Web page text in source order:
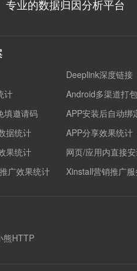
专业的数据归因分析平台
Deeplink深度链接
计
Android多渠道打包
填邀请码
APP安装后自动绑
据统计
APP分享效果统计
果统计
网页/应用内直接
广效果统计
Xinstall营销推广
熊HTTP